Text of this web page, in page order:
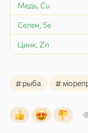
Медь, Cu
Селен, Se
Цинк, Zn
#рыба #